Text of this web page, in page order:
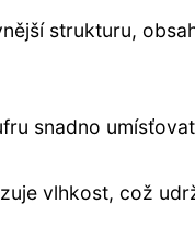
strukturu,
snadno
vlhkost, což